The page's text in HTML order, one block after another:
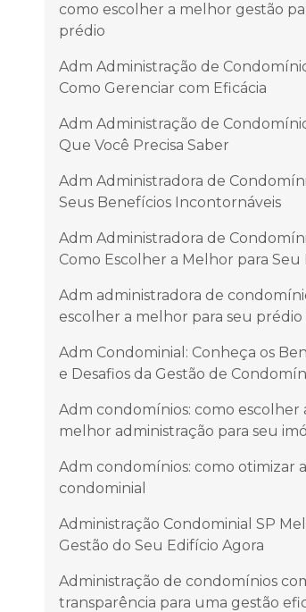
como escolher a melhor gestão
prédio
Adm Administração de
Como Gerenciar com Eficácia
Adm Administração de
Que Você Precisa Saber
Adm Administradora de
Seus Benefícios Incontornáveis
Adm Administradora de
Como Escolher a Melhor para Seu
Adm administradora de
escolher a melhor para seu prédio
Adm Condominial: Conheça os
e Desafios da Gestão de
Adm condomínios: como escolher
melhor administração para seu
Adm condomínios: como otimizar
condominial
Administração Condominial SP
Gestão do Seu Edifício Agora
Administração de condomínios
transparência para uma gestão